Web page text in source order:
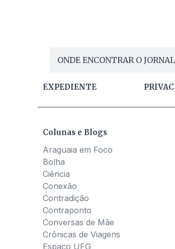
ONDE ENCONTRAR O
EXPEDIENTE
Colunas e Blogs
Araguaia em Foco
Bolha
Ciência
Conexão
Contradição
Contraponto
Conversas de Mãe
Crônicas de Viagens
Espaço UFG